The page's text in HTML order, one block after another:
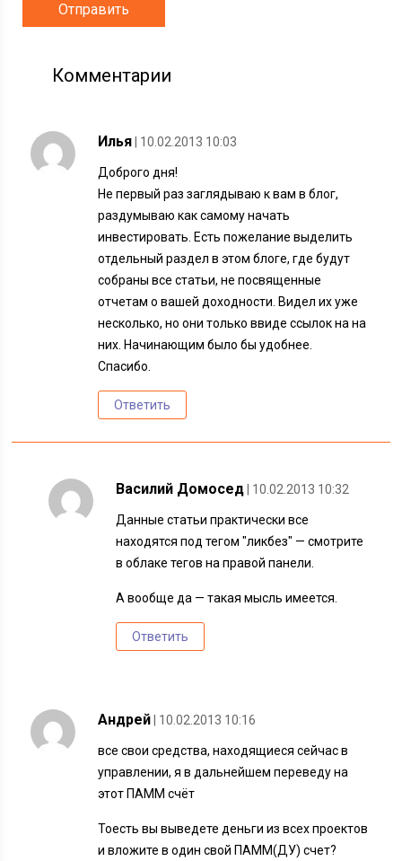
Комментарии
Илья | 10.02.2013 10:03
Доброго дня!
Не первый раз заглядываю к вам в блог,
раздумываю как самому начать
инвестировать. Есть пожелание выделить
отдельный раздел в этом блоге, где будут
собраны все статьи, не посвященные
отчетам о вашей доходности. Видел их уже
несколько, но они только ввиде ссылок на на
них. Начинающим было бы удобнее.
Спасибо.
Ответить
Василий Домосед | 10.02.2013 10:32
Данные статьи практически все
находятся под тегом "ликбез" — смотрите
в облаке тегов на правой панели.
А вообще да — такая мысль имеется.
Ответить
Андрей | 10.02.2013 10:16
все свои средства, находящиеся сейчас в
управлении, я в дальнейшем переведу на
этот ПАММ счёт
Тоесть вы выведете деньги из всех проектов
и вложите в один свой ПАММ(ДУ) счет?